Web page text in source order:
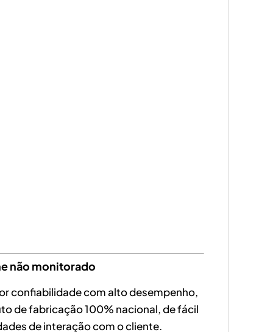
não monitorado
confiabilidade com alto desempenho,
de fabricação 100% nacional, de fácil
de interação com o cliente.